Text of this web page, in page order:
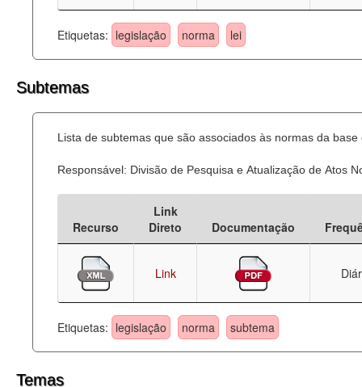
Etiquetas: legislação norma lei
Subtemas
Lista de subtemas que são associados às normas da
Responsável: Divisão de Pesquisa e Atualização de Atos
Recurso
Link
Direto
Documentação
Link
Etiquetas: legislação norma subtema
Temas